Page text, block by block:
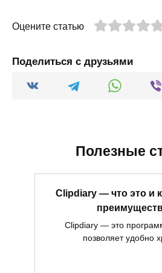
Оцените статью
Поделиться с друзьями
Полезные
Clipdiary — что это и
Clipdiary — это
позволяет удобно